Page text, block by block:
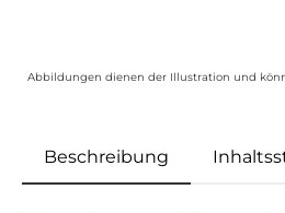
Abbildungen dienen der Illustration und
Beschreibung